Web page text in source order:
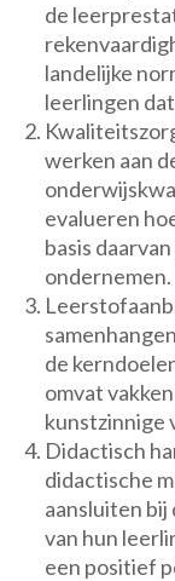
de
landelijke
leerlingen
werken aan
evalueren
basis
ondernemen.
de
omvat
kunstzinnige
Didactisch
didactische
aansluiten
van hun
een positief